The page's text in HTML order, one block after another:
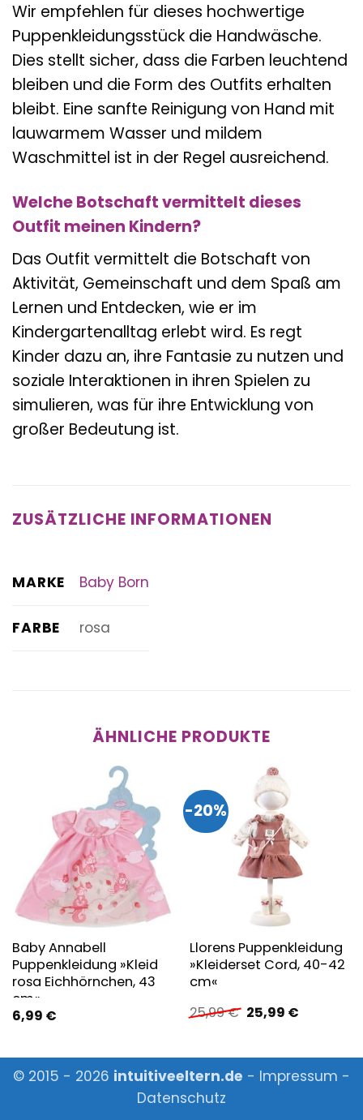
Wir empfehlen für dieses hochwertige
Puppenkleidungsstück die Handwäsche.
Dies stellt sicher, dass die Farben leuchtend
bleiben und die Form des Outfits erhalten
bleibt. Eine sanfte Reinigung von Hand mit
lauwarmem Wasser und mildem
Waschmittel ist in der Regel ausreichend.
Welche Botschaft vermittelt dieses
Outfit meinen Kindern?
Das Outfit vermittelt die Botschaft von
Aktivität, Gemeinschaft und dem Spaß am
Lernen und Entdecken, wie er im
Kindergartenalltag erlebt wird. Es regt
Kinder dazu an, ihre Fantasie zu nutzen und
soziale Interaktionen in ihren Spielen zu
simulieren, was für ihre Entwicklung von
großer Bedeutung ist.
ZUSÄTZLICHE INFORMATIONEN
MARKE Baby Born
FARBE rosa
ÄHNLICHE PRODUKTE
Baby Annabell
Puppenkleidung »Kleid
rosa Eichhörnchen, 43
cm«
6,99 €
-20%
Llorens Puppenkleidung
»Kleiderset Cord, 40-42
cm«
25,99€ Ursprünglicher
Preis
25,99 €Aktueller
© 2015 - 2026 intuitiveeltern.de - Impressum -
Datenschutz